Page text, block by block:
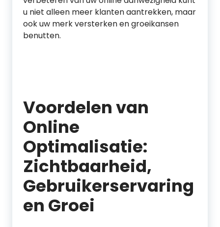
u niet alleen meer klanten aantrekken, maar
ook uw merk versterken en groeikansen
benutten.
Voordelen van
Online
Optimalisatie:
Zichtbaarheid,
Gebruikerservaring
en Groei